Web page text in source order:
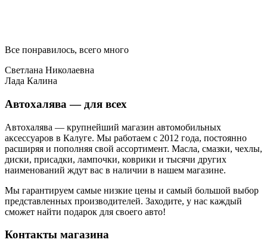
Все понравилось, всего много
Светлана Николаевна
Лада Калина
Автохалява — для всех
Автохалява — крупнейший магазин автомобильных
аксессуаров в Калуге. Мы работаем с 2012 года, постоянно
расширяя и пополняя свой ассортимент. Масла, смазки, чехлы,
диски, присадки, лампочки, коврики и тысячи других
наименований ждут вас в наличии в нашем магазине.
Мы гарантируем самые низкие цены и самый большой выбор
представленных производителей. Заходите, у нас каждый
сможет найти подарок для своего авто!
Контакты магазина